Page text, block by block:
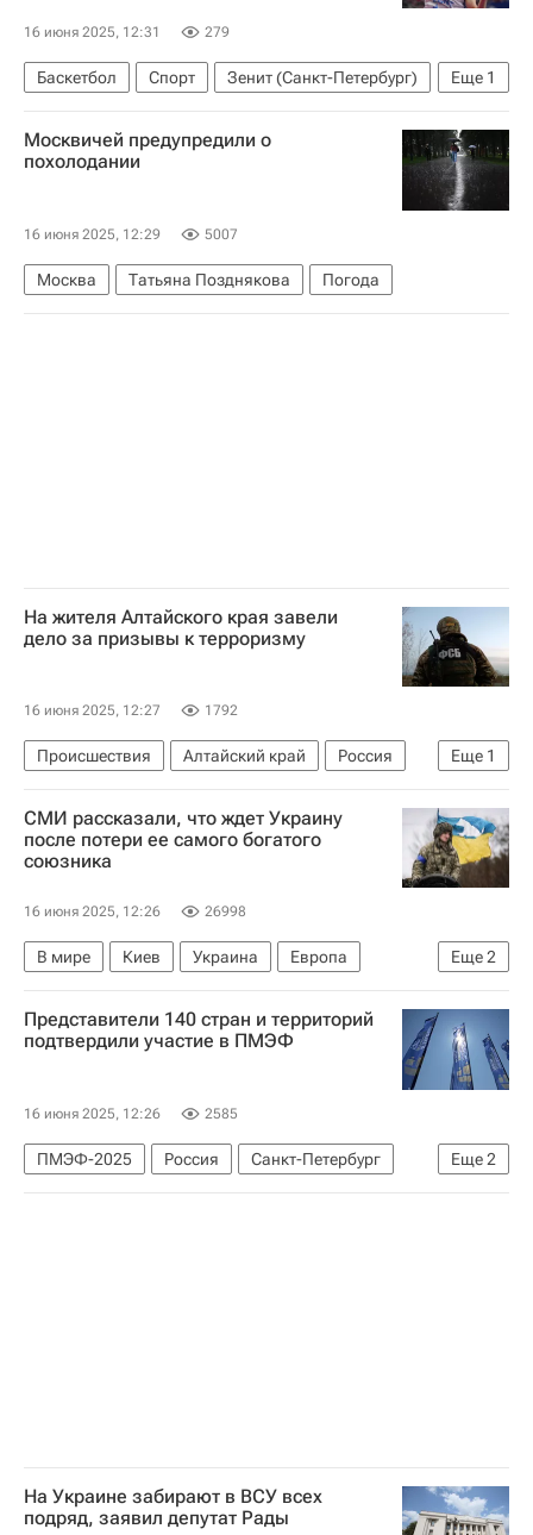
16 июня 2025, 12:31 279
Еще 1
Баскетбол Спорт
Зенит (Санкт-Петербург)
Единая лига ВТБ
Москвичей предупредили о
похолодании
16 июня 2025, 12:29 5007
Москва Татьяна Позднякова Погода
На жителя Алтайского края завели
дело за призывы к терроризму
16 июня 2025, 12:27 1792
Еще 1
Происшествия Алтайский край
Россия
Федеральная служба безопасности РФ (ФСБ России)
СМИ рассказали, что ждет Украину
после потери ее самого богатого
союзника
16 июня 2025, 12:26 26998
Еще2
В мире Киев Украина
Европа
Гуидо Крозетто
Министерство обороны Италии
Представители 140 стран и территорий
подтвердили участие в ПМЭФ
16 июня 2025, 12:26 2585
Еще2
ПМЭФ-2025 Россия
Санкт-Петербург
Антон Кобяков
Фонд "Росконгресс"
На Украине забирают в ВСУ всех
подряд, заявил депутат Рады